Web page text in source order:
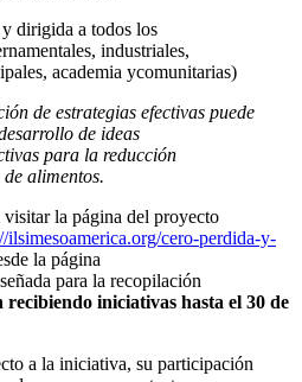
dirigida a todos los
industriales,
academia ycomunitarias)
de estrategias efectivas puede
de ideas
para la reducción
alimentos.
la página del proyecto
ilsimesoamerica.org/cero-perdida-y-
la página
para la recopilación
recibiendo iniciativas hasta el 30 de
a la iniciativa, su participación